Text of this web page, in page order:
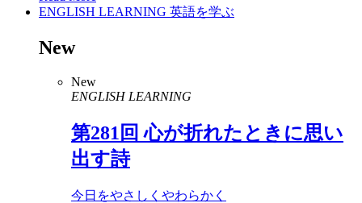
ENGLISH LEARNING 英語を学ぶ
New
New
ENGLISH LEARNING
第281 回 心が折れたときに思い
出す詩
今日をやさしくやわらかく